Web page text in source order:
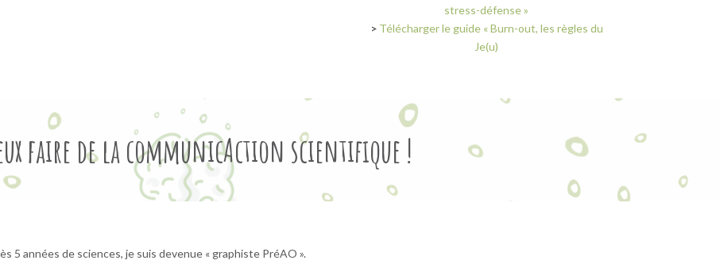
stress-défense »
> Télécharger le guide « Burn-out, les règles du
Je(u)
faire de la communicAction scientifique !
5 années de sciences, je suis devenue « graphiste PréAO ».